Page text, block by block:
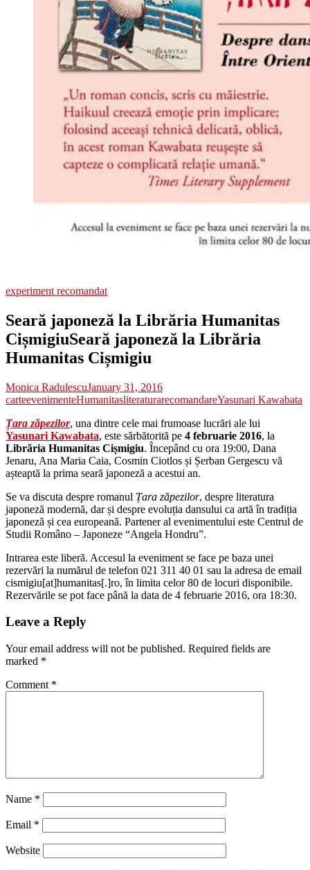
experiment recomandat
Seară japoneză la Librăria Humanitas
CișmigiuSeară japoneză la Librăria
Humanitas Cișmigiu
Monica RadulescuJanuary 31, 2016
carteevenimenteHumanitasliteraturarecomandareYasunari Kawabata
Țara zăpezilor, una dintre cele mai frumoase lucrări ale lui
Yasunari Kawabata, este sărbătorită pe 4 februarie 2016, la
Librăria Humanitas Cișmigiu. Începând cu ora 19:00, Dana
Jenaru, Ana Maria Caia, Cosmin Ciotlos și Șerban Gergescu vă
așteaptă la prima seară japoneză a acestui an.
Se va discuta despre romanul Țara zăpezilor, despre literatura
japoneză modernă, dar și despre evoluția dansului ca artă în tradiția
japoneză și cea europeană. Partener al evenimentului este Centrul de
Studii Româno – Japoneze “Angela Hondru”.
Intrarea este liberă. Accesul la eveniment se face pe baza unei
rezervări la numărul de telefon 021 311 40 01 sau la adresa de email
cismigiu[at]humanitas[.]ro, în limita celor 80 de locuri disponibile.
Rezervările se pot face până la data de 4 februarie 2016, ora 18:30.
Leave a Reply
Your email address will not be published. Required fields are
marked *
Comment *
Name *
Email *
Website